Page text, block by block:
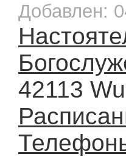
Добавлен:
42113